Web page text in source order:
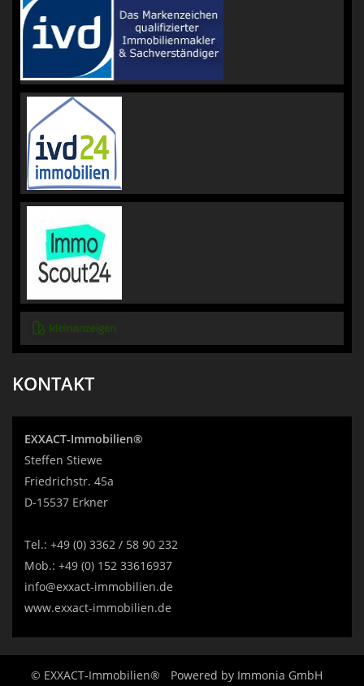
KONTAKT
EXXACT-Immobilien®
Steffen Stiewe
Friedrichstr. 45a
D-15537 Erkner
Tel.: +49 (0) 3362 / 58 90 232
Mob.: +49 (0) 152 33616937
info@exxact-immobilien.de
www.exxact-immobilien.de
© EXXACT-Immobilien® Powered by Immonia GmbH